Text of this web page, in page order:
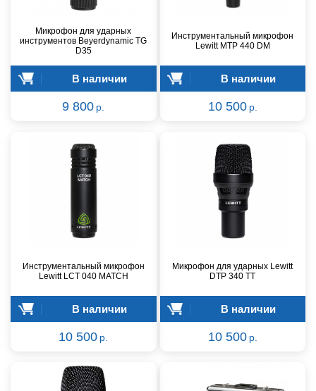
Микрофон для ударных
инструментов Beyerdynamic TG
D35
В наличии
9 800 р.
Инструментальный микрофон
Lewitt MTP 440 DM
В наличии
10 500 р.
Инструментальный микрофон
Lewitt LCT 040 MATCH
В наличии
10 500 р.
Микрофон для ударных Lewitt
DTP 340 TT
В наличии
10 500 р.